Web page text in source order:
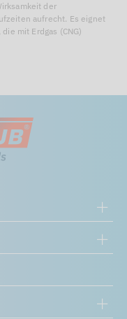
der
aufrecht. Es eignet
mit Erdgas (CNG)